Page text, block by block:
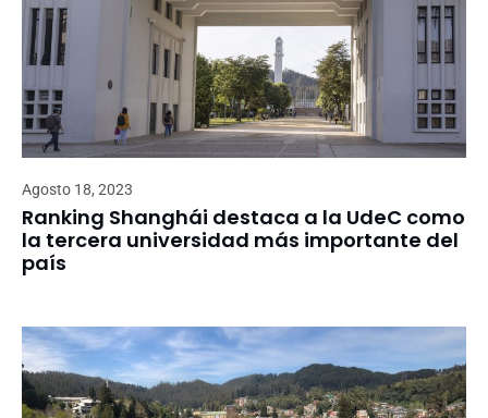
Agosto 18, 2023
Ranking Shanghái destaca a la UdeC como
la tercera universidad más importante del
país